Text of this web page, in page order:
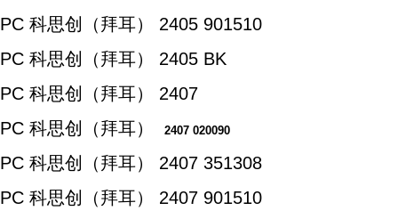
PC 科思创（拜耳） 2405 901510
PC 科思创（拜耳） 2405 BK
PC 科思创（拜耳） 2407
PC 科思创（拜耳）
2407 020090
PC 科思创（拜耳） 2407 351308
PC 科思创（拜耳） 2407 901510